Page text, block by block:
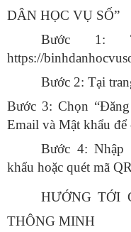
DÂN HỌC VỤ SỐ”
Bước 1:
https://
Bước 2: Tại
Bước 3: Chọn
Email và Mật khẩu để
Bước 4: Nhập
khẩu hoặc quét mã
HƯỚNG TỚI
THÔNG MINH